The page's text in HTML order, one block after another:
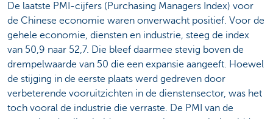
De laatste PMI-cijfers (Purchasing Managers Index) voor
de Chinese economie waren onverwacht positief. Voor de
gehele economie, diensten en industrie, steeg de index
van 50,9 naar 52,7. Die bleef daarmee stevig boven de
drempelwaarde van 50 die een expansie aangeeft. Hoewel
de stijging in de eerste plaats werd gedreven door
verbeterende vooruitzichten in de dienstensector, was het
toch vooral de industrie die verraste. De PMI van de